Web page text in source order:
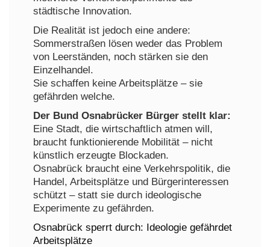
städtische Innovation.
Die Realität ist jedoch eine andere:
Sommerstraßen lösen weder das Problem
von Leerständen, noch stärken sie den
Einzelhandel.
Sie schaffen keine Arbeitsplätze – sie
gefährden welche.
Der Bund Osnabrücker Bürger stellt klar:
Eine Stadt, die wirtschaftlich atmen will,
braucht funktionierende Mobilität – nicht
künstlich erzeugte Blockaden.
Osnabrück braucht eine Verkehrspolitik, die
Handel, Arbeitsplätze und Bürgerinteressen
schützt – statt sie durch ideologische
Experimente zu gefährden.
Osnabrück sperrt durch: Ideologie gefährdet
Arbeitsplätze